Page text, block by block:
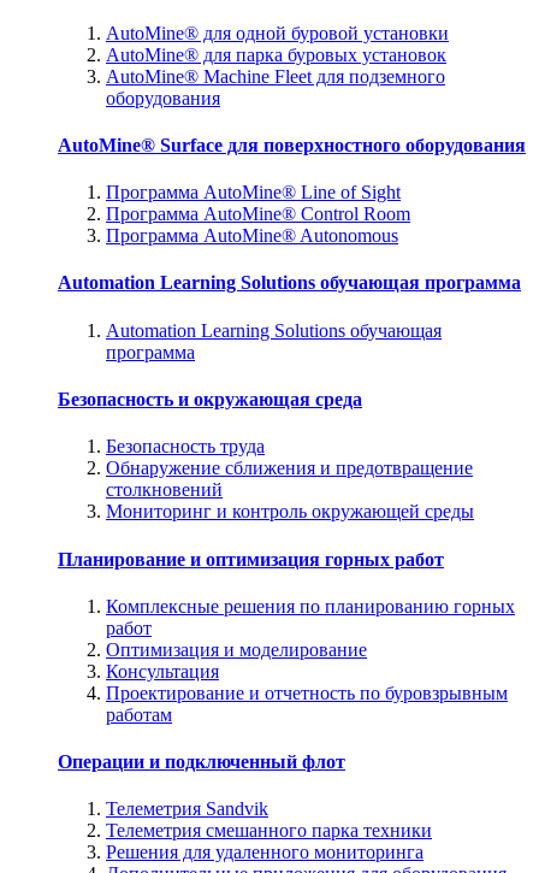
AutoMine® для одной буровой установки
AutoMine® для парка буровых установок
AutoMine® Machine Fleet для подземного
оборудования
AutoMine® Surface для поверхностного оборудования
Программа AutoMine® Line of Sight
Программа AutoMine® Control Room
Программа AutoMine® Autonomous
Automation Learning Solutions обучающая программа
Automation Learning Solutions обучающая
программа
Безопасность и окружающая среда
Безопасность труда
Обнаружение сближения и предотвращение
столкновений
Мониторинг и контроль окружающей среды
Планирование и оптимизация горных работ
Комплексные решения по планированию горных
работ
Оптимизация и моделирование
Консультация
Проектирование и отчетность по буровзрывным
работам
Операции и подключенный флот
Телеметрия Sandvik
Телеметрия смешанного парка техники
Решения для удаленного мониторинга